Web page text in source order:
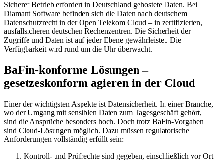
Sicherer Betrieb erfordert in Deutschland gehostete Daten. Bei
Diamant Software befinden sich die Daten nach deutschem
Datenschutzrecht in der Open Telekom Cloud – in zerti­fizierten,
ausfallsicheren deutschen Rechenzentren. Die Sicherheit der
Zugriffe und Daten ist auf jeder Ebene gewährleistet. Die
Verfügbarkeit wird rund um die Uhr überwacht.
BaFin-konforme Lösungen –
gesetzeskonform agieren in der Cloud
Einer der wichtigsten Aspekte ist Datensicherheit. In einer Branche,
wo der Umgang mit sensiblen Daten zum Tagesgeschäft gehört,
sind die Ansprüche besonders hoch. Doch trotz BaFin-Vorgaben
sind Cloud-Lösungen möglich. Dazu müssen regulatorische
Anforderungen vollständig erfüllt sein:
Kontroll- und Prüfrechte sind gegeben, einschließlich vor Ort